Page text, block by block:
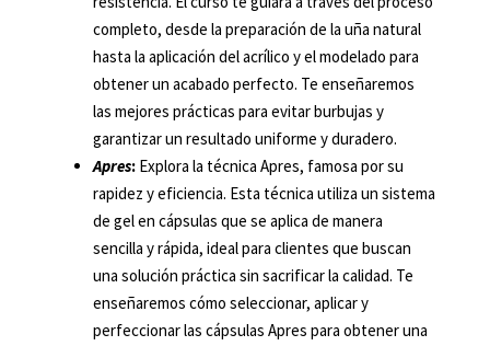
completo, desde la preparación de la uña natural
hasta la aplicación del acrílico y el modelado para
obtener un acabado perfecto. Te enseñaremos
las mejores prácticas para evitar burbujas y
garantizar un resultado uniforme y duradero.
Apres: Explora la técnica Apres, famosa por su
rapidez y eficiencia. Esta técnica utiliza un sistema
de gel en cápsulas que se aplica de manera
sencilla y rápida, ideal para clientes que buscan
una solución práctica sin sacrificar la calidad. Te
enseñaremos cómo seleccionar, aplicar y
perfeccionar las cápsulas Apres para obtener una